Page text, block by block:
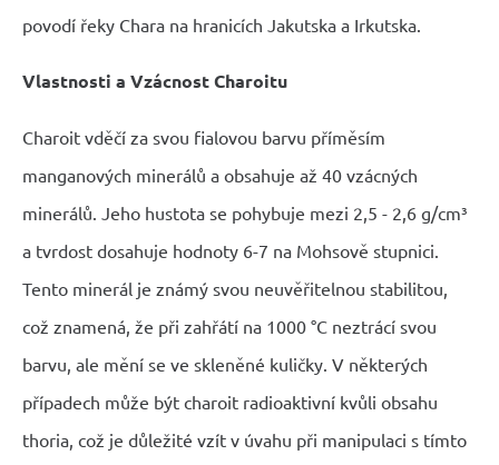
povodí řeky Chara na hranicích Jakutska a Irkutska.
Vlastnosti a Vzácnost Charoitu
Charoit vděčí za svou fialovou barvu příměsím
manganových minerálů a obsahuje až 40 vzácných
minerálů. Jeho hustota se pohybuje mezi 2,5 - 2,6 g/cm³
a tvrdost dosahuje hodnoty 6-7 na Mohsově stupnici.
Tento minerál je známý svou neuvěřitelnou stabilitou,
což znamená, že při zahřátí na 1000 °C neztrácí svou
barvu, ale mění se ve skleněné kuličky. V některých
případech může být charoit radioaktivní kvůli obsahu
thoria, což je důležité vzít v úvahu při manipulaci s tímto